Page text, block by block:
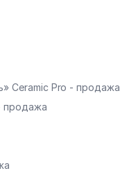
Ceramic Pro - продажа
продажа